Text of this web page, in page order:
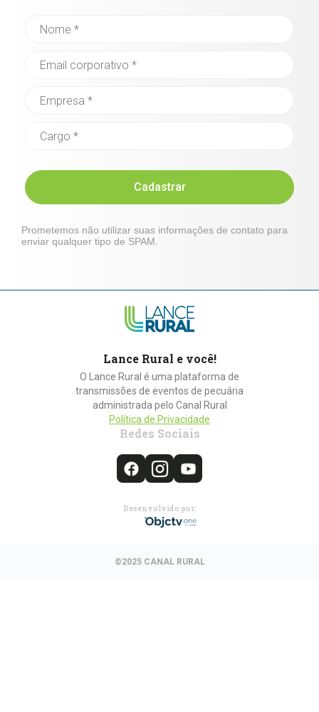
Cadastrar
Prometemos não utilizar suas informações de contato para
enviar qualquer tipo de SPAM.
Lance Rural e você!
O Lance Rural é uma plataforma de
transmissões de eventos de pecuária
administrada pelo Canal Rural
Política de Privacidade
Redes Sociais
Desenvolvido por:
©2025 CANAL RURAL